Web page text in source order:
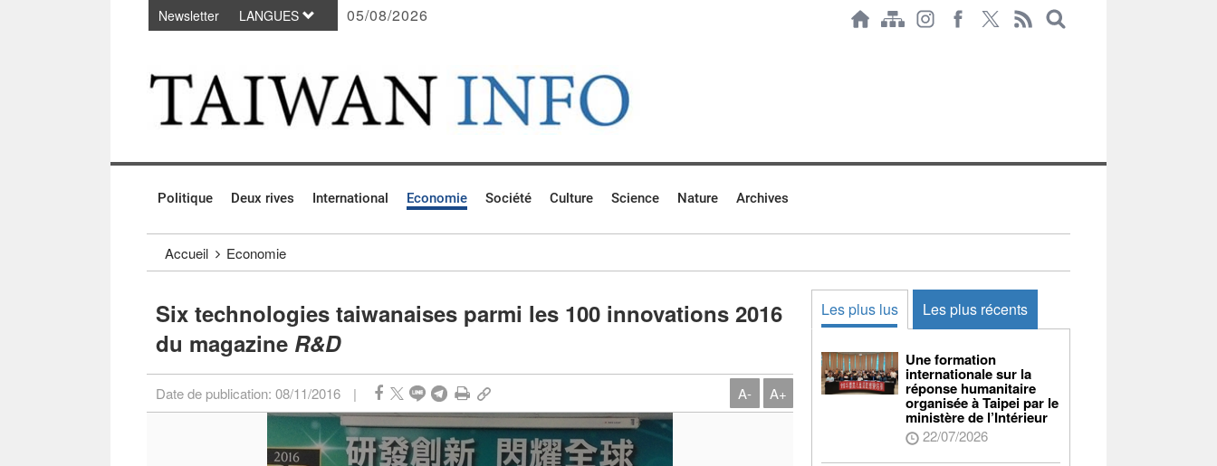
Passer au contenu principal
Newsletter LANGUES 05/08/2026
Politique Deux rives International Economie Société Culture Science Nature Archives
Accueil Economie
Six technologies taiwanaises parmi les 100 innovations 2016
du magazine R&D
Date de publication: 08/11/2016 | A- A+
Les plus lus Les plus récents
Une formation
internationale sur la
réponse humanitaire
organisée à Taipei par le
ministère de l’Intérieur
22/07/2026